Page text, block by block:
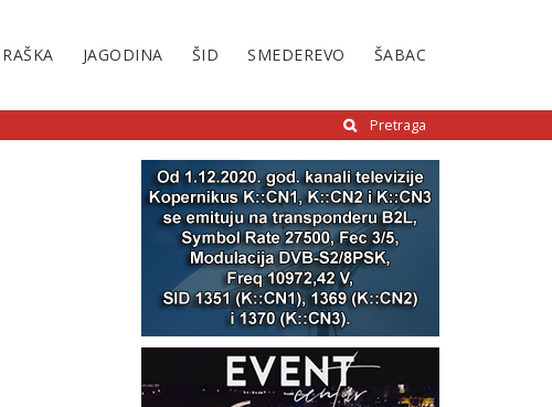
RAŠKA JAGODINA ŠID SMEDEREVO ŠABAC
Pretraga